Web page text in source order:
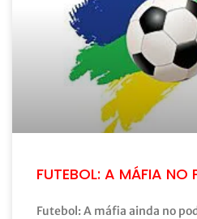
FUTEBOL: A MÁFIA NO
Futebol: A máfia ainda no